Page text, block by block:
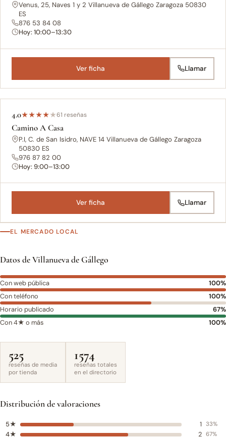
Venus, 25, Naves 1 y 2 Villanueva de Gállego Zaragoza 50830
ES
876 53 84 08
Hoy: 10:00–13:30
Ver ficha Llamar
4.0★★★★★61 reseñas
Camino A Casa
P.I, C. de San Isidro, NAVE 14 Villanueva de Gállego Zaragoza
50830 ES
976 87 82 00
Hoy: 9:00–13:00
Ver ficha Llamar
EL MERCADO LOCAL
Datos de Villanueva de Gállego
Con web pública
100%
Con teléfono
100%
Horario publicado
67%
Con 4★ o más
100%
525
reseñas de media
por tienda
1574
reseñas totales
en el directorio
Distribución de valoraciones
5★ 1 33%
4★ 2 67%